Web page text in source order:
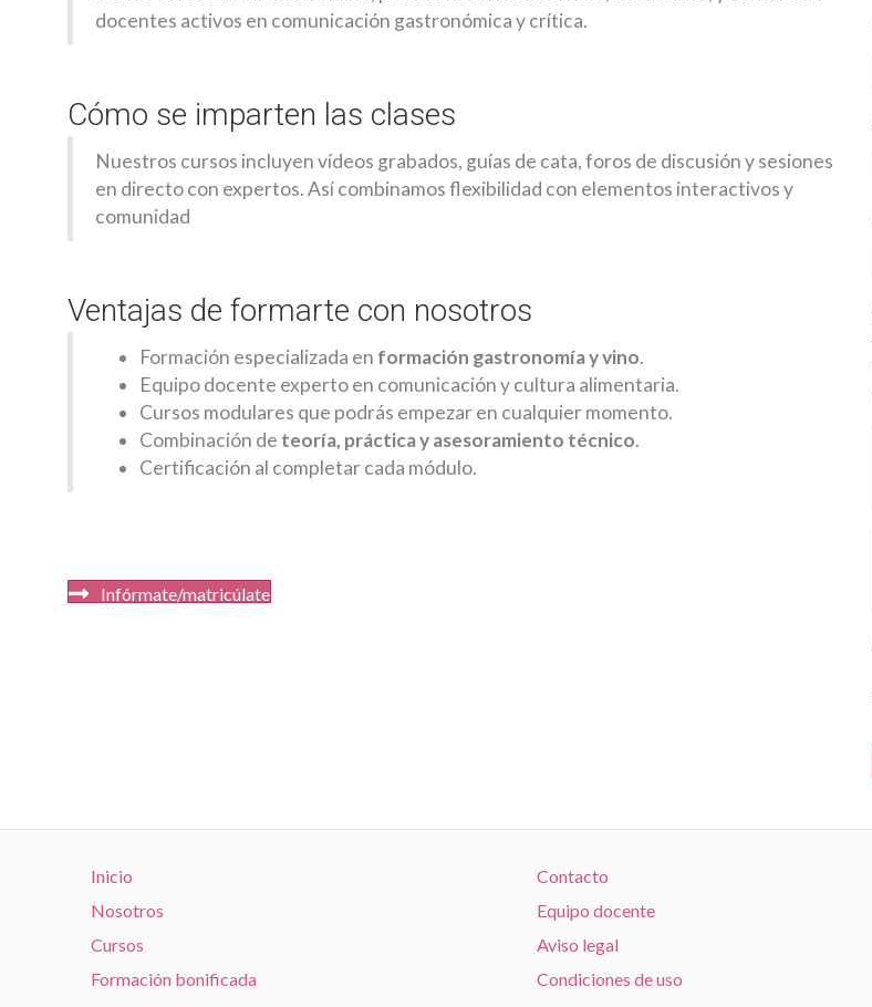
docentes activos en comunicación gastronómica y crítica.
Cómo se imparten las clases
Nuestros cursos incluyen vídeos grabados, guías de cata, foros de discusión y sesiones
en directo con expertos. Así combinamos flexibilidad con elementos interactivos y
comunidad
Ventajas de formarte con nosotros
Formación especializada en formación gastronomía y vino.
Equipo docente experto en comunicación y cultura alimentaria.
Cursos modulares que podrás empezar en cualquier momento.
Combinación de teoría, práctica y asesoramiento técnico.
Certificación al completar cada módulo.
Infórmate/matricúlate
Inicio
Nosotros
Cursos
Formación bonificada
Contacto
Equipo docente
Aviso legal
Condiciones de uso